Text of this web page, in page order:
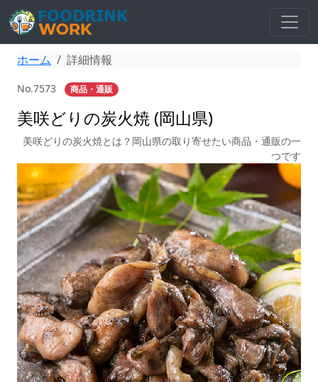
ホーム 詳細情報
No.7573 商品・通販
美咲どりの炭火焼 (岡山県)
美咲どりの炭火焼とは？岡山県の取り寄せたい商品・通販の一
つです